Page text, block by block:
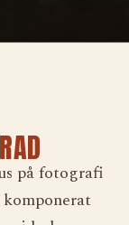
på fotografi